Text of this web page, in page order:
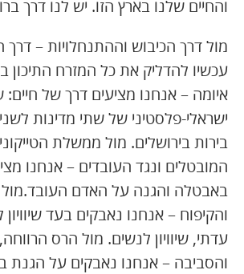
והחיים שלנו בארץ הזו. יש לנו דרך
מול דרך הכיבוש וההתנחלויות –
עכשיו להדליק את כל המזרח התיכון
איומה – אנחנו מציעים דרך של חיים:
ישראלי-פלסטיני של שתי מדינות
בירות בירושלים. מול ממשלת
המובטלים ונגד העובדים – אנחנו
באבטלה והגנה על האדם
והקיפוח – אנחנו נאבקים בעד שיוויון
עדתי, שיוויון לנשים. מול הרס
והסביבה – אנחנו נאבקים על הגנת